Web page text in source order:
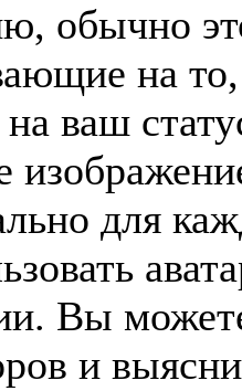
обычно
на
ваш
для
Вы
и